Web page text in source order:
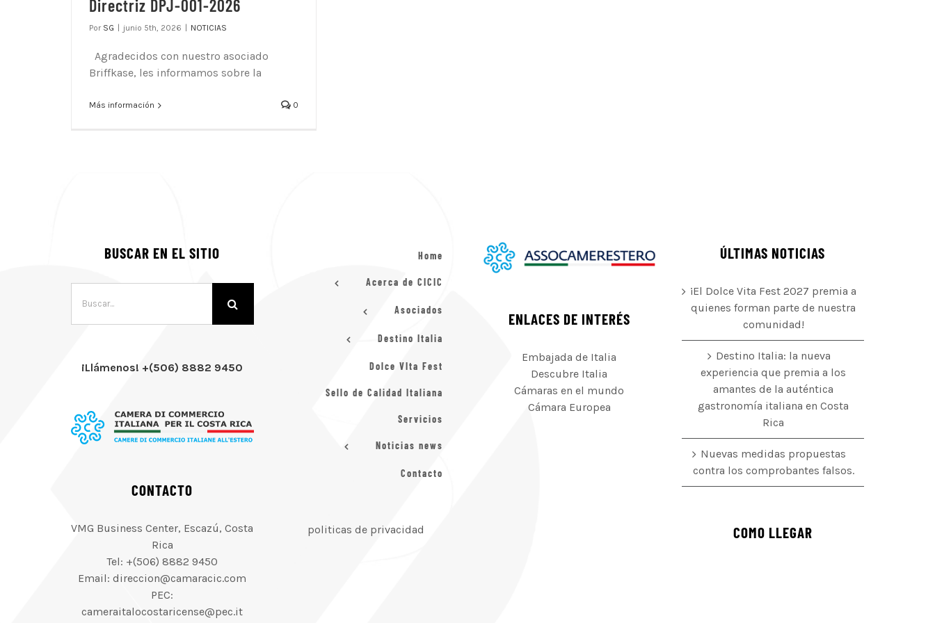
Directriz DPJ-001-2026
Por SG | junio 5th, 2026 | NOTICIAS
Agradecidos con nuestro asociado
Briffkase, les informamos sobre la
Más información 0
BUSCAR EN EL SITIO
¡Llámenos! +(506) 8882 9450
CONTACTO
VMG Business Center, Escazú, Costa
Rica
Tel: +(506) 8882 9450
Email: direccion@camaracic.com
PEC:
cameraitalocostaricense@pec.it
Home
Acerca de CICIC
Asociados
Destino Italia
Dolce VIta Fest
Sello de Calidad Italiana
Servicios
Noticias news
Contacto
politicas de privacidad
ENLACES DE INTERÉS
Embajada de Italia
Descubre Italia
Cámaras en el mundo
Cámara Europea
ÚLTIMAS NOTICIAS
¡El Dolce Vita Fest 2027 premia a
quienes forman parte de nuestra
comunidad!
Destino Italia: la nueva
experiencia que premia a los
amantes de la auténtica
gastronomía italiana en Costa
Rica
Nuevas medidas propuestas
contra los comprobantes falsos.
COMO LLEGAR